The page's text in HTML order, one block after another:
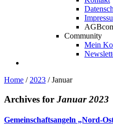
AGB
Community
Mein
Home / 2023 /Januar
Archives for Januar 2023
Gemeinschaftsangeln „Nord-